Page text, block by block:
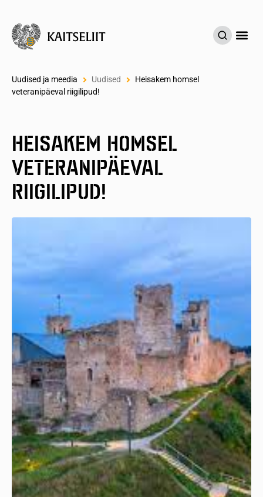
Uudised ja meedia Uudised
Heisakem homsel
veteranipäeval riigilipud!
HEISAKEM HOMSEL
VETERANIPÄEVAL
RIIGILIPUD!